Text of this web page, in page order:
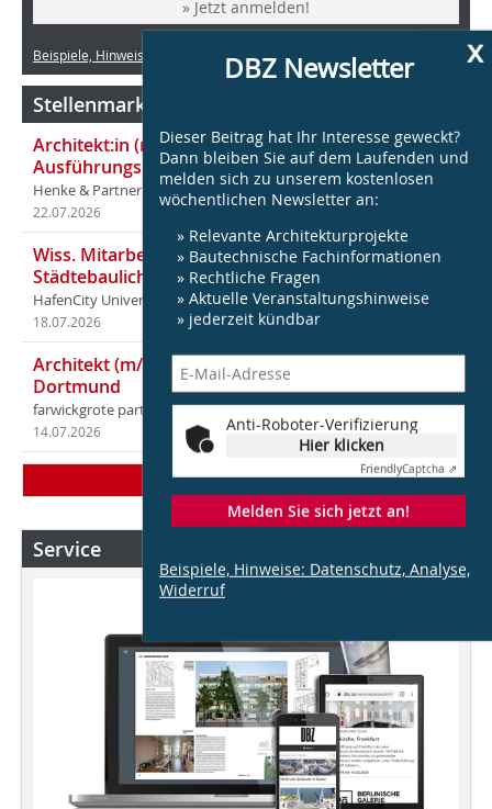
x
DBZ Newsletter
Dieser Beitrag hat Ihr Interesse geweckt?
Dann bleiben Sie auf dem Laufenden und
melden sich zu unserem kostenlosen
wöchentlichen Newsletter an:
» Relevante Architekturprojekte
» Bautechnische Fachinformationen
» Rechtliche Fragen
» Aktuelle Veranstaltungshinweise
» jederzeit kündbar
Anti-Roboter-Verifizierung
Hier klicken
FriendlyCaptcha ⇗
Melden Sie sich jetzt an!
Beispiele, Hinweise: Datenschutz, Analyse,
Widerruf
» Jetzt anmelden!
Beispiele, Hinweise: Datenschutz, Analyse, Widerruf
Stellenmarkt Architektur
Architekt:in (m/w/d) für entwurfsstarke
Ausführungsplanung LPH5 in Hamburg
Henke & Partner
22.07.2026
Wiss. Mitarbeiter:in – Architektur und
Städtebaulicher Entwurf (m/w/d)
HafenCity Universität Hamburg
18.07.2026
Architekt (m/w/d) für LPH 1-5 in Ahaus oder
Dortmund
farwickgrote partner Architekten BDA Stadtplaner PartmbB
in Ahaus (+1 weiterer Standort)
14.07.2026
Mehr Stellen
Service